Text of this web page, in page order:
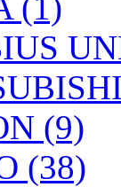
(9)
(38)